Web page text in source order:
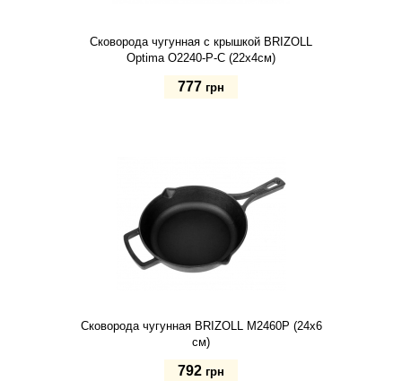
Сковорода чугунная с крышкой BRIZOLL
Optima O2240-P-C (22х4см)
777 грн
Сковорода чугунная BRIZOLL M2460P (24х6
см)
792 грн